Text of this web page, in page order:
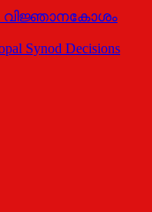
വിജ്ഞാനകോശം
Synod Decisions